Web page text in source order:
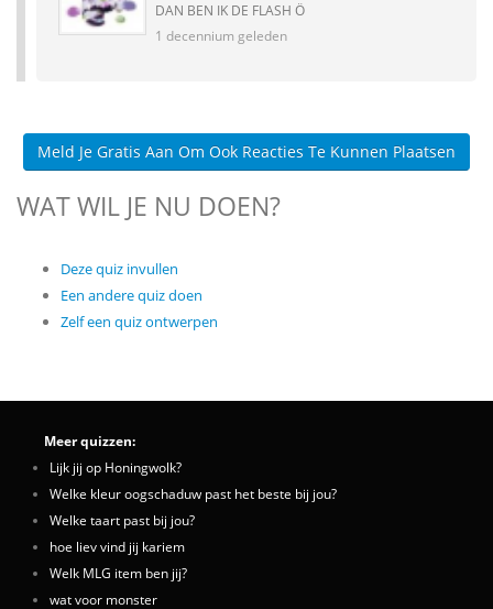
DAN BEN IK DE FLASH Ö
1 decennium geleden
Meld Je Gratis Aan Om Ook Reacties Te Kunnen Plaatsen
WAT WIL JE NU DOEN?
Deze quiz invullen
Een andere quiz doen
Zelf een quiz ontwerpen
Meer quizzen:
Lijk jij op Honingwolk?
Welke kleur oogschaduw past het beste bij jou?
Welke taart past bij jou?
hoe liev vind jij kariem
Welk MLG item ben jij?
wat voor monster